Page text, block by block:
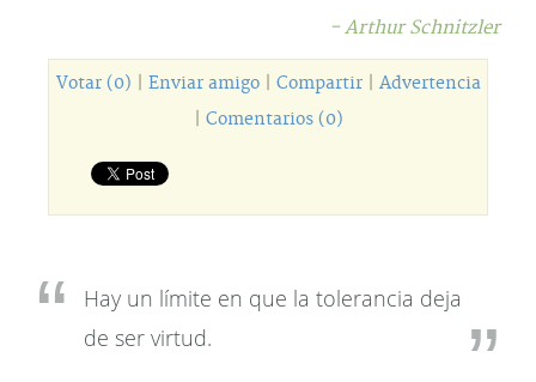
- Arthur Schnitzler
Votar (0) Enviar amigo| Compartir| Advertencia
Comentarios (0)
Hay un límite en que la tolerancia deja
de ser virtud.